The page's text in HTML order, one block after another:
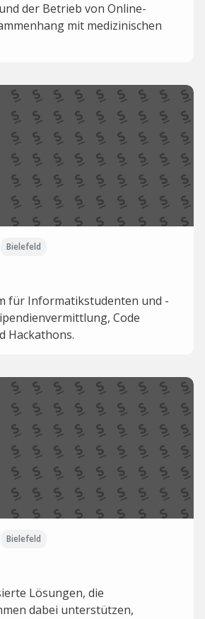
der Betrieb von Online-
mit medizinischen
Bielefeld
für Informatikstudenten und -
Code
Hackathons.
Bielefeld
Lösungen, die
dabei unterstützen,